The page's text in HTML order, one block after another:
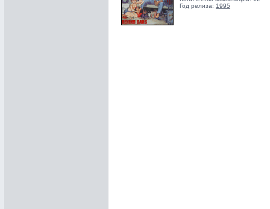
Год релиза: 1995